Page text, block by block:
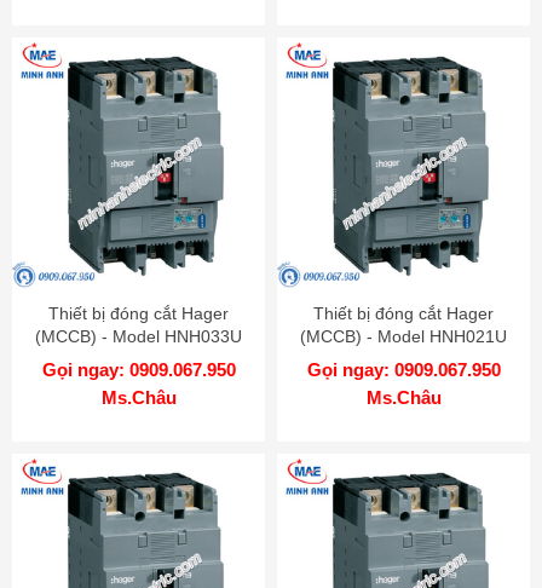
Thiết bị đóng cắt Hager
(MCCB) - Model HNH033U
Gọi ngay: 0909.067.950
Ms.Châu
Thiết bị đóng cắt Hager
(MCCB) - Model HNH021U
Gọi ngay: 0909.067.950
Ms.Châu